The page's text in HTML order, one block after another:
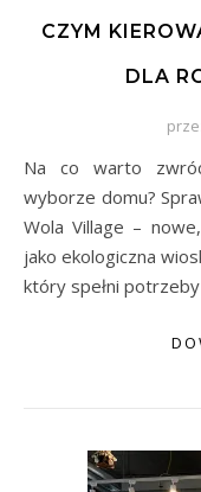
CZYM
DLA
Na co warto zwrócić uwagę pod kątem dzieci przy
wyborze domu?
Wola Village –
jako ekologiczna
który spełni